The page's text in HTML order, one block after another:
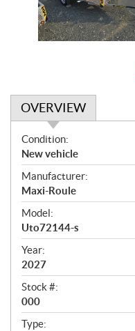
OVERVIEW
O
v
e
r
v
i
e
w
Condition:
New vehicle
Manufacturer:
Maxi-Roule
Model:
Uto72144-s
Year:
2027
Stock #:
000
Type: